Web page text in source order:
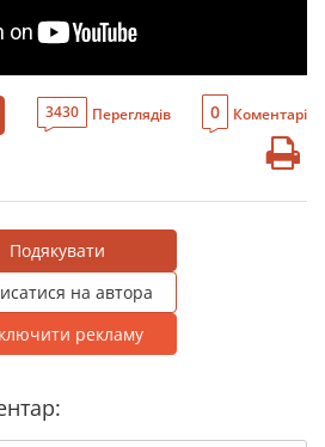
3430 Переглядів 0 Коментарі
Подякувати
на автора
рекламу